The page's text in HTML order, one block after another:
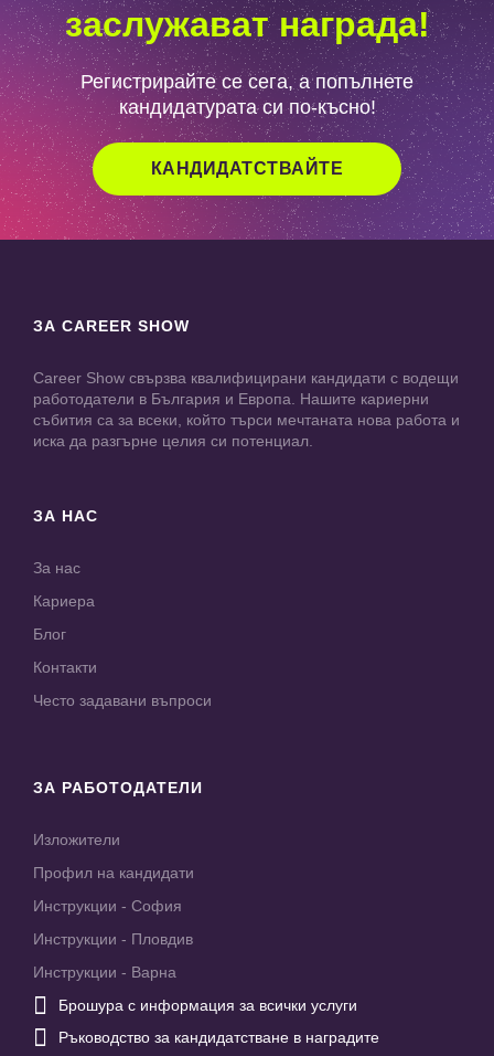
заслужават награда!
Регистрирайте се сега, а попълнете
кандидатурата си по-късно!
КАНДИДАТСТВАЙТЕ
ЗА CAREER SHOW
Career Show свързва квалифицирани кандидати с водещи
работодатели в България и Европа. Нашите кариерни
събития са за всеки, който търси мечтаната нова работа и
иска да разгърне целия си потенциал.
ЗА НАС
За нас
Кариера
Блог
Контакти
Често задавани въпроси
ЗА РАБОТОДАТЕЛИ
Изложители
Профил на кандидати
Инструкции - София
Инструкции - Пловдив
Инструкции - Варна
 Брошура с информация за всички услуги
 Ръководство за кандидатстване в наградите